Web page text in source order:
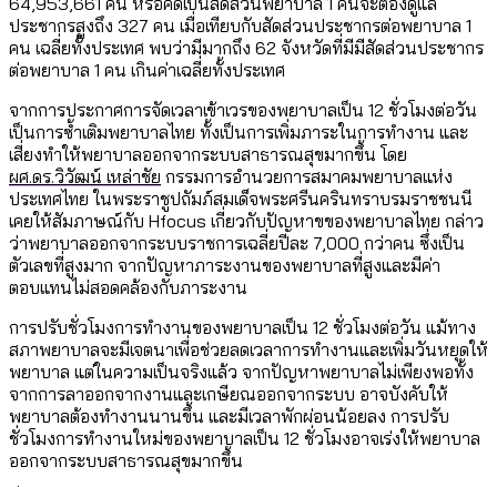
ประชากรสูงถึง 327 คน เมื่อเทียบกับสัดส่วนประชากรต่อพยาบาล 1
คน เฉลี่ยทั้งประเทศ พบว่ามีมากถึง 62 จังหวัดที่มีมีสัดส่วนประชากร
ต่อพยาบาล 1 คน เกินค่าเฉลี่ยทั้งประเทศ
จากการประกาศการจัดเวลาเข้าเวรของพยาบาลเป็น 12 ชั่วโมงต่อวัน
เป็นการซ้ำเติมพยาบาลไทย ทั้งเป็นการเพิ่มภาระในการทำงาน และ
เสี่ยงทำให้พยาบาลออกจากระบบสาธารณสุขมากขึ้น โดย
ผศ.ดร.วิวัฒน์ เหล่าชัย กรรมการอำนวยการสมาคมพยาบาลแห่ง
ประเทศไทย ในพระราชูปถัมภ์สมเด็จพระศรีนครินทราบรมราชชนนี
เคยให้สัมภาษณ์กับ Hfocus เกี่ยวกับปัญหาขของพยาบาลไทย กล่าว
ว่าพยาบาลออกจากระบบราชการเฉลี่ยปีละ 7,000 กว่าคน ซึ่งเป็น
ตัวเลขที่สูงมาก จากปัญหาภาระงานของพยาบาลที่สูงและมีค่า
ตอบแทนไม่สอดคล้องกับภาระงาน
การปรับชั่วโมงการทำงานของพยาบาลเป็น 12 ชั่วโมงต่อวัน แม้ทาง
สภาพยาบาลจะมีเจตนาเพื่อช่วยลดเวลาการทำงานและเพิ่มวันหยุดให้
พยาบาล แต่ในความเป็นจริงแล้ว จากปัญหาพยาบาลไม่เพียงพอทั้ง
จากการลาออกจากงานและเกษียณออกจากระบบ อาจบังคับให้
พยาบาลต้องทำงานนานขึ้น และมีเวลาพักผ่อนน้อยลง การปรับ
ชั่วโมงการทำงานใหม่ของพยาบาลเป็น 12 ชั่วโมงอาจเร่งให้พยาบาล
ออกจากระบบสาธารณสุขมากขึ้น